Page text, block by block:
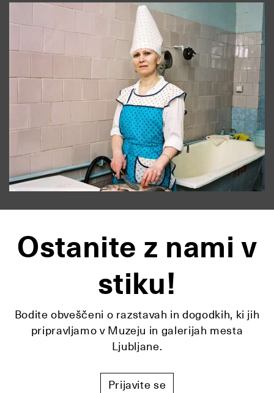
Ostanite z nami v
stiku!
Bodite obveščeni o razstavah in dogodkih, ki jih
pripravljamo v Muzeju in galerijah mesta
Ljubljane.
Prijavite se